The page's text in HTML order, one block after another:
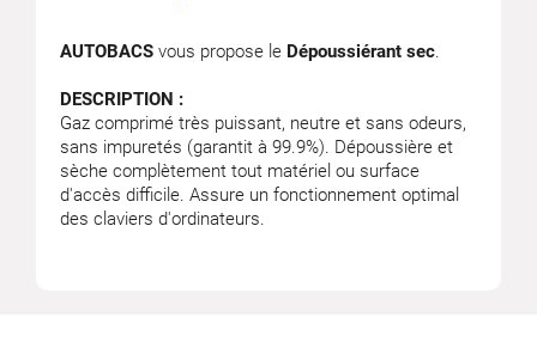
AUTOBACS vous propose le Dépoussiérant sec.
DESCRIPTION :
Gaz comprimé très puissant, neutre et sans odeurs,
sans impuretés (garantit à 99.9%). Dépoussière et
sèche complètement tout matériel ou surface
d'accès difficile. Assure un fonctionnement optimal
des claviers d'ordinateurs.